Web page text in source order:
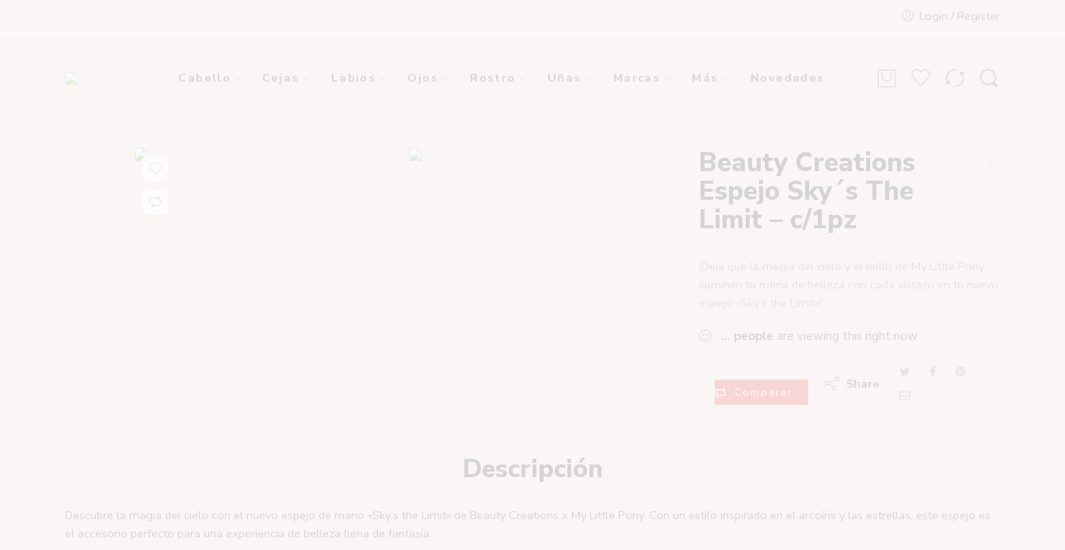
Login / Register
Cabello Cejas Labios Ojos Rostro Uñas Marcas Más Novedades
Beauty Creations
Espejo Sky´s The
Limit – c/1pz
... people are viewing this right now
Comparar
Share
Descripción
Descubre la magia del cielo con el nuevo espejo de mano «Sky’s the Limit» de Beauty Creations x My Little Pony. Con un estilo inspirado en el arcoíris y las estrellas, este espejo es
el accesorio perfecto para una experiencia de belleza llena de fantasía.